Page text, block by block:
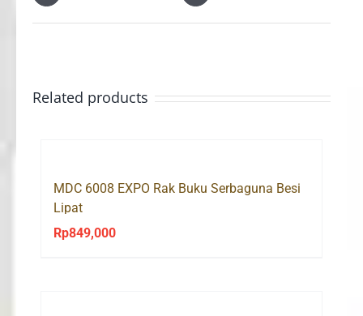
Related products
MDC 6008 EXPO Rak Buku Serbaguna Besi
Lipat
Rp849,000